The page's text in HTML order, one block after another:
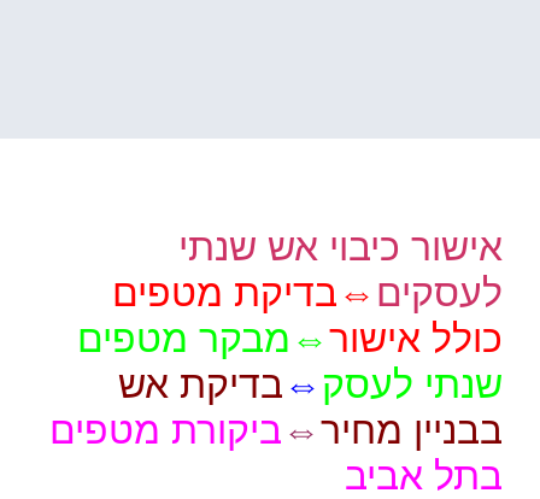
אישור כיבוי אש שנתי
לעסקים ⇔בדיקת מטפים
כולל אישור⇔ מבקר מטפים
שנתי לעסק ⇔בדיקת אש
בבניין מחיר⇔ביקורת מטפים
בתל אביב